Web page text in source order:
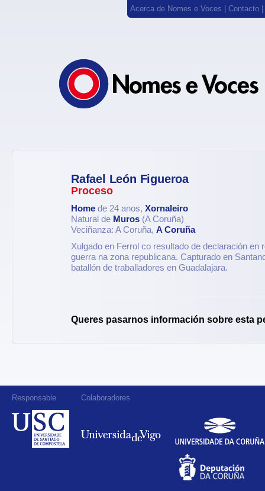
Acerca de Nomes e Voces Contacto
Rafael León Figueroa
Proceso
Home de 24 anos, Xornaleiro
Natural de Muros (A Coruña)
Veciñanza: A Coruña, A Coruña
Xulgado en Ferrol co resultado de declaración en
guerra na zona republicana. Capturado en
batallón de traballadores en Guadalajara.
Queres pasarnos información sobre esta
Responsable Colaboradores